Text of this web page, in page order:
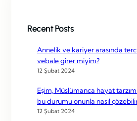
Recent Posts
Annelik ve kariyer arasında
vebale girer miyim?
12 Şubat 2024
Eşim, Müslümanca hayat
bu durumu onunla nasıl
12 Şubat 2024